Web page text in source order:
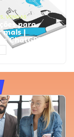
, VENDAS
para
mais |
ChatGPT